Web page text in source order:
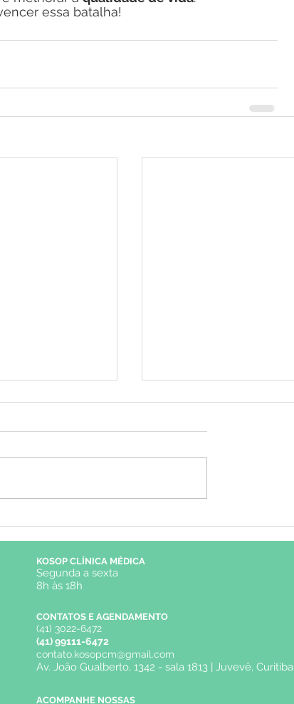
essa batalha!
KOSOP CLÍNICA MÉDICA
Segunda a sexta
8h às 18h
CONTATOS E AGENDAMENTO
(41) 3022-6472
(41) 99111-6472
contato.kosopcm@gmail.com
Av. João Gualberto, 1342 - sala 1813 | Juvevê, Curitiba
ACOMPANHE NOSSAS